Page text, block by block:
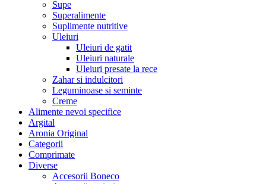
Supe
Superalimente
Suplimente nutritive
Uleiuri
Uleiuri de gatit
Uleiuri naturale
Uleiuri presate la rece
Zahar si indulcitori
Leguminoase si seminte
Creme
Alimente nevoi specifice
Argital
Aronia Original
Categorii
Comprimate
Diverse
Accesorii Boneco